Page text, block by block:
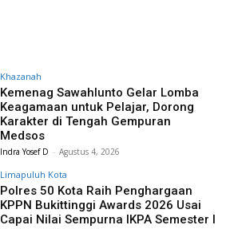
Khazanah
Kemenag Sawahlunto Gelar Lomba
Keagamaan untuk Pelajar, Dorong
Karakter di Tengah Gempuran
Medsos
Indra Yosef D - Agustus 4, 2026
Limapuluh Kota
Polres 50 Kota Raih Penghargaan
KPPN Bukittinggi Awards 2026 Usai
Capai Nilai Sempurna IKPA Semester I